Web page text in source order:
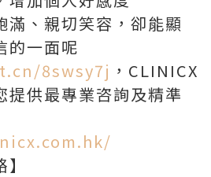
滿、親切笑容，卻能顯
的一面呢
8swsy7j ，CLINICX
提供最專業咨詢及精準